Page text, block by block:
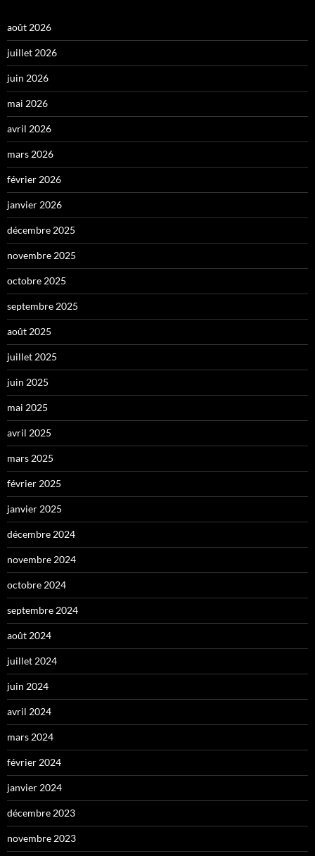
août 2026
juillet 2026
juin 2026
mai 2026
avril 2026
mars 2026
février 2026
janvier 2026
décembre 2025
novembre 2025
octobre 2025
septembre 2025
août 2025
juillet 2025
juin 2025
mai 2025
avril 2025
mars 2025
février 2025
janvier 2025
décembre 2024
novembre 2024
octobre 2024
septembre 2024
août 2024
juillet 2024
juin 2024
avril 2024
mars 2024
février 2024
janvier 2024
décembre 2023
novembre 2023